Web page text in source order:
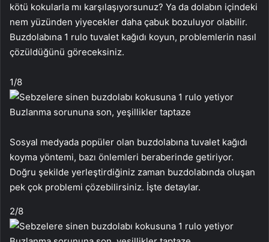
kötü kokularla mı karşılaşıyorsunuz? Ya da dolabın içindeki
nem yüzünden yiyecekler daha çabuk bozuluyor olabilir.
Buzdolabına 1 rulo tuvalet kağıdı koyun, problemlerin nasıl
çözüldüğünü göreceksiniz.
1/8
Sosyal medyada popüler olan buzdolabına tuvalet kağıdı
koyma yöntemi, bazı önlemleri beraberinde getiriyor.
Doğru şekilde yerleştirdiğiniz zaman buzdolabında oluşan
pek çok problemi çözebilirsiniz. İşte detaylar.
2/8